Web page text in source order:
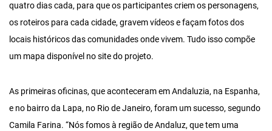
quatro dias cada, para que os participantes criem os personagens,
os roteiros para cada cidade, gravem vídeos e façam fotos dos
locais históricos das comunidades onde vivem. Tudo isso compõe
um mapa disponível no site do projeto.
As primeiras oficinas, que aconteceram em Andaluzia, na Espanha,
e no bairro da Lapa, no Rio de Janeiro, foram um sucesso, segundo
Camila Farina. “Nós fomos à região de Andaluz, que tem uma